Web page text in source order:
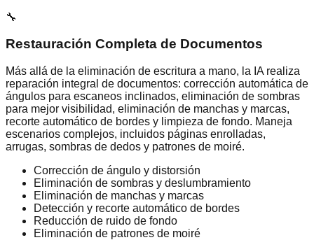
🔧
Restauración Completa de Documentos
Más allá de la eliminación de escritura a mano, la IA realiza
reparación integral de documentos: corrección automática de
ángulos para escaneos inclinados, eliminación de sombras
para mejor visibilidad, eliminación de manchas y marcas,
recorte automático de bordes y limpieza de fondo. Maneja
escenarios complejos, incluidos páginas enrolladas,
arrugas, sombras de dedos y patrones de moiré.
Corrección de ángulo y distorsión
Eliminación de sombras y deslumbramiento
Eliminación de manchas y marcas
Detección y recorte automático de bordes
Reducción de ruido de fondo
Eliminación de patrones de moiré